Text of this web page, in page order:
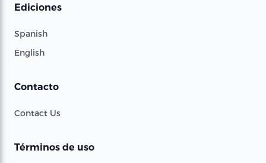
Ediciones
Spanish
English
Contacto
Contact Us
Términos de uso